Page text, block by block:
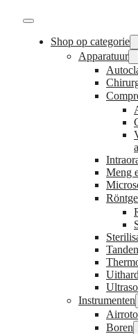
Shop op categorie
Apparatuur
Meng
Instrumenten
Boren